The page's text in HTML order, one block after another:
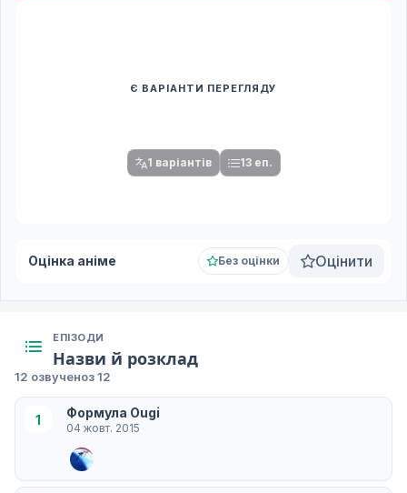
Є ВАРІАНТИ ПЕРЕГЛЯДУ
1 варіантів 13 еп.
Оцінка аніме Без оцінки Оцінити
ЕПІЗОДИ
Назви й розклад
12 озвученоз 12
1 Формула Ougi
04 жовт. 2015